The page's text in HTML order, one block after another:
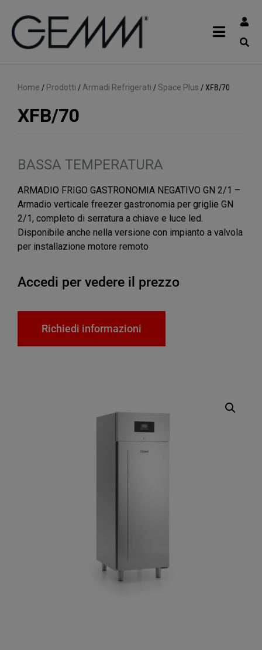
Home / Prodotti / Armadi Refrigerati /Space Plus /XFB/70
XFB/70
BASSA TEMPERATURA
ARMADIO FRIGO GASTRONOMIA NEGATIVO GN 2/1 –
Armadio verticale freezer gastronomia per griglie GN
2/1, completo di serratura a chiave e luce led.
Disponibile anche nella versione con impianto a valvola
per installazione motore remoto
Accedi per vedere il prezzo
Richiedi informazioni